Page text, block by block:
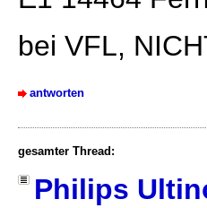
bei VFL,
antworten
gesamter Thread:
Philips